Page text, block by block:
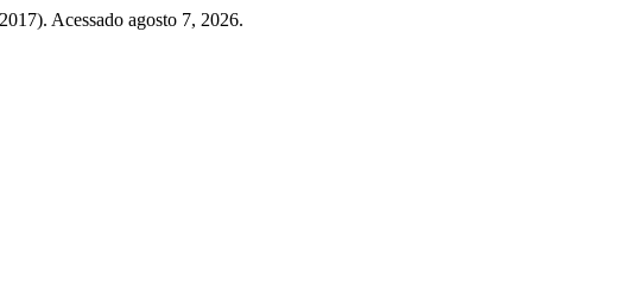
Acessado agosto 7, 2026.